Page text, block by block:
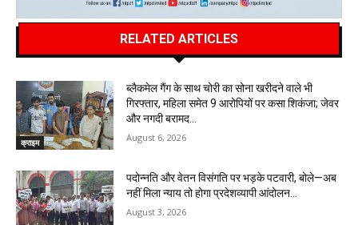
RELATED ARTICLES
क्राइम
ब्लैकमेल गैंग के साथ चोरी का सोना खरीदने वाले भी
गिरफ्तार, महिला समेत 9 आरोपियों पर कसा शिकंजा; जेवर
और नगदी बरामद…
August 6, 2026
पदोन्नति और वेतन विसंगति पर भड़के पटवारी, बोले—अब
नहीं मिला न्याय तो होगा प्रदेशव्यापी आंदोलन…
August 3, 2026